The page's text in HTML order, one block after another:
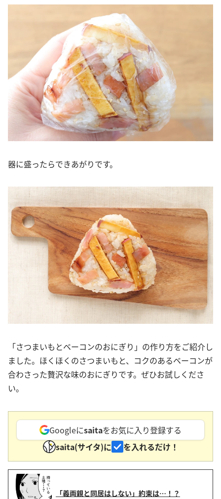
器に盛ったらできあがりです。
「さつまいもとベーコンのおにぎり」の作り方をご紹介し
ました。ほくほくのさつまいもと、コクのあるベーコンが
合わさった贅沢な味のおにぎりです。ぜひお試しくださ
い。
Googleにsaitaをお気に入り登録する
saita(サイタ)に
を入れるだけ！
「義両親と同居はしない」約束は…！？